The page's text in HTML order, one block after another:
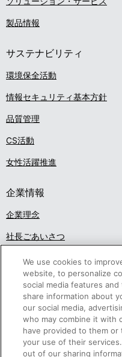
o
n
製品情報
サステナビリティ
環境保全活動
情報セキュリティ基本方針
品質管理
CS活動
女性活躍推進
企業情報
企業理念
社長ごあいさつ
概要・組織
アクセス
調達活動
事業概要
We use cookies to
website, to personalize
social media features
share information about
our social media,
who may combine it with
have provided to them
your use of their
out of our sharing